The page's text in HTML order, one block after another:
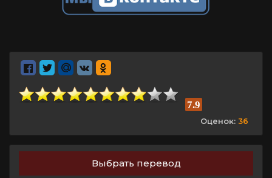
7.9
Оценок: 36
Выбрать перевод